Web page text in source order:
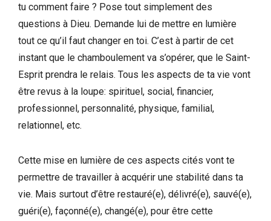
tu comment faire ? Pose tout simplement des
questions à Dieu. Demande lui de mettre en lumière
tout ce qu’il faut changer en toi. C’est à partir de cet
instant que le chamboulement va s’opérer, que le Saint-
Esprit prendra le relais. Tous les aspects de ta vie vont
être revus à la loupe: spirituel, social, financier,
professionnel, personnalité, physique, familial,
relationnel, etc.
Cette mise en lumière de ces aspects cités vont te
permettre de travailler à acquérir une stabilité dans ta
vie. Mais surtout d’être restauré(e), délivré(e), sauvé(e),
guéri(e), façonné(e), changé(e), pour être cette